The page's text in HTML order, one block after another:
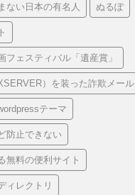
ない日本の有名人 ぬるぽ
フェスティバル「遺産賞」
）を装った詐欺メール
テーマ
防止できない
無料の便利サイト
ィレクトリ